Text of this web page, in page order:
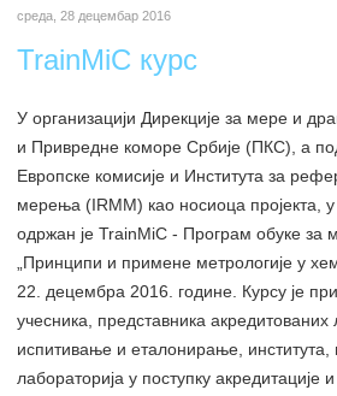
среда, 28 децембар 2016
TrainMiC курс
У организацији Дирекције за мере и
и Привредне коморе Србије (ПКС), а
Европске комисије и Института за
мерења (IRMM) као носиоца пројекта,
одржан је TrainMiC - Програм обуке за
„Принципи и примене метрологије у
22. децембра 2016. године. Курсу је
учесника, представника акредитованих
испитивање и еталонирање, института,
лабораторија у поступку